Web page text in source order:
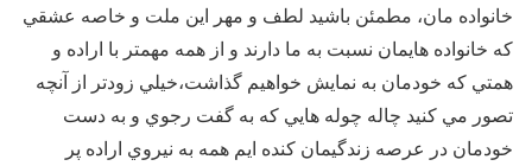
خانواده مان، مطمئن باشيد لطف و مهر اين ملت و خاصه عشقي
كه خانواده هايمان نسبت به ما دارند و از همه مهمتر با اراده و
همتي كه خودمان به نمايش خواهيم گذاشت‌،خيلي زودتر از آنچه
تصور مي كنيد چاله چوله هايي كه به گفت رجوي و به دست
خودمان در عرصه زندگيمان كنده ايم همه به نيروي اراده پر